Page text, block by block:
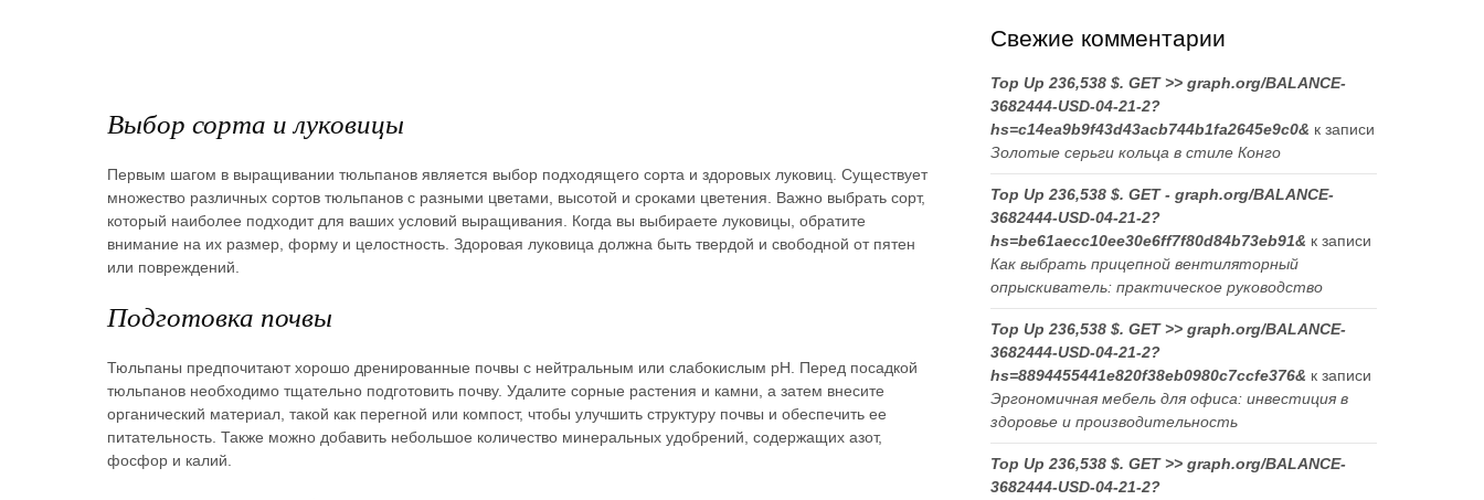
Выбор сорта и луковицы
Первым шагом в выращивании тюльпанов является выбор подходящего сорта и здоровых луковиц. Существует
множество различных сортов тюльпанов с разными цветами, высотой и сроками цветения. Важно выбрать сорт,
который наиболее подходит для ваших условий выращивания. Когда вы выбираете луковицы, обратите
внимание на их размер, форму и целостность. Здоровая луковица должна быть твердой и свободной от пятен
или повреждений.
Подготовка почвы
Тюльпаны предпочитают хорошо дренированные почвы с нейтральным или слабокислым pH. Перед посадкой
тюльпанов необходимо тщательно подготовить почву. Удалите сорные растения и камни, а затем внесите
органический материал, такой как перегной или компост, чтобы улучшить структуру почвы и обеспечить ее
питательность. Также можно добавить небольшое количество минеральных удобрений, содержащих азот,
фосфор и калий.
Свежие комментарии
Top Up 236,538 $. GET >> graph.org/BALANCE-
3682444-USD-04-21-2?
hs=c14ea9b9f43d43acb744b1fa2645e9c0& к записи
Золотые серьги кольца в стиле Конго
Top Up 236,538 $. GET - graph.org/BALANCE-
3682444-USD-04-21-2?
hs=be61aecc10ee30e6ff7f80d84b73eb91& к записи
Как выбрать прицепной вентиляторный
опрыскиватель: практическое руководство
Top Up 236,538 $. GET >> graph.org/BALANCE-
3682444-USD-04-21-2?
hs=8894455441e820f38eb0980c7ccfe376& к записи
Эргономичная мебель для офиса: инвестиция в
здоровье и производительность
Top Up 236,538 $. GET >> graph.org/BALANCE-
3682444-USD-04-21-2?